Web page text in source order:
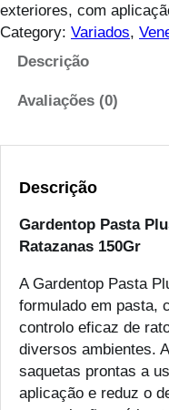
exteriores, com
Category: Variados,
Descrição
Avaliações (0)
Descrição
Gardentop Pasta
Ratazanas 150Gr
A Gardentop Pasta
formulado em pasta,
controlo eficaz de
diversos ambientes.
saquetas prontas a
aplicação e reduz o